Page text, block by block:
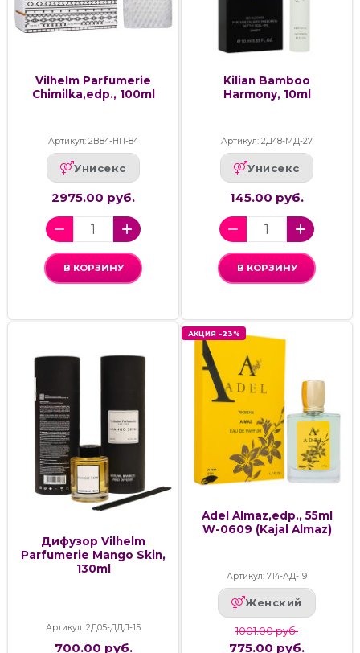
Vilhelm Parfumerie
Chimilka,edp., 100ml
Артикул: 2В84-НП-84
Унисекс
2975.00 руб.
В КОРЗИНУ
Kilian Bamboo
Harmony, 10ml
Артикул: 2Д48-МД-27
Унисекс
145.00 руб.
В КОРЗИНУ
Дифузор Vilhelm
Parfumerie Mango Skin,
130ml
Артикул: 2Д05-ДДД-15
700.00 руб.
АКЦИЯ -23%
Adel Almaz,edp., 55ml
W-0609 (Kajal Almaz)
Артикул: 714-АД-19
Женский
1001.00 руб.
775.00 руб.